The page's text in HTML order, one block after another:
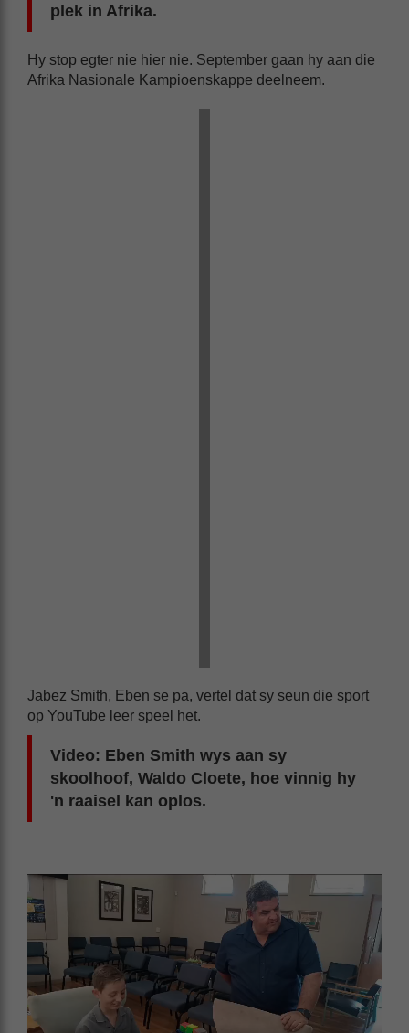
plek in Afrika.
Hy stop egter nie hier nie. September gaan hy aan die
Afrika Nasionale Kampioenskappe deelneem.
Jabez Smith, Eben se pa, vertel dat sy seun die sport
op YouTube leer speel het.
Video: Eben Smith wys aan sy
skoolhoof, Waldo Cloete, hoe vinnig hy
'n raaisel kan oplos.